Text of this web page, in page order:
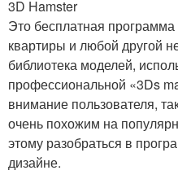
3D Hamster
Это бесплатная
квартиры и любой другой
библиотека моделей,
профессиональной «3Ds
внимание пользователя,
очень похожим на
этому разобраться в
дизайне.